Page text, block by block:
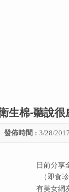
生棉-聽說
發佈時間 : 3/28/
日前分享
（即食
有美女網